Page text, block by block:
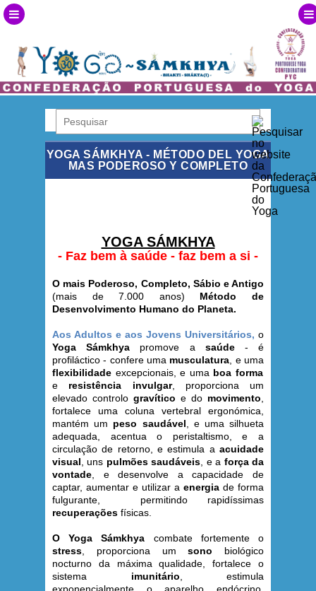
YOGA SÁMKHYA - MÉTODO DEL YOGA
MAS PODEROSO Y COMPLETO
YOGA SÁMKHYA
- Faz bem à saúde - faz bem a si -
O mais Poderoso, Completo, Sábio e Antigo
(mais de 7.000 anos) Método de
Desenvolvimento Humano do Planeta.
Aos Adultos e aos Jovens Universitários, o
Yoga Sámkhya promove a saúde - é
profiláctico - confere uma musculatura , e uma
flexibilidade excepcionais, e uma boa forma
e resistência invulgar, proporciona um
elevado controlo gravítico e do movimento
fortalece uma coluna vertebral ergonómica,
mantém um peso saudável , e uma silhueta
adequada, acentua o peristaltismo, e a
circulação de retorno, e estimula a acuidade
visual , uns pulmões saudáveis , e a força da
vontade , e desenvolve a capacidade de
captar, aumentar e utilizar a energia de forma
fulgurante, permitindo rapidíssimas
recuperações físicas.
O Yoga Sámkhya combate fortemente o
stress , proporciona umsono biológico
nocturno da máxima qualidade, fortalece o
sistema imunitário , estimula